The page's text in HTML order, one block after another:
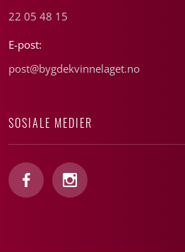
22 05 48 15
E-post:
post@bygdekvinnelaget.no
SOSIALE MEDIER